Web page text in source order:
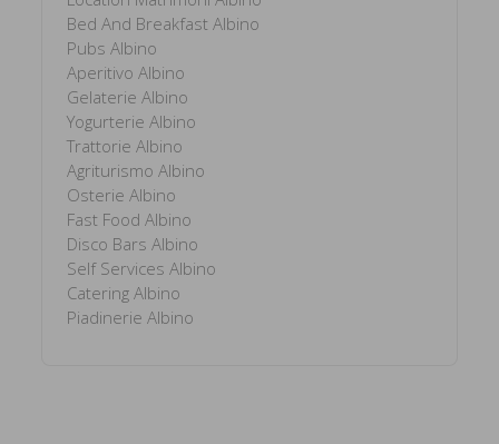
Bed And Breakfast Albino
Pubs Albino
Aperitivo Albino
Gelaterie Albino
Yogurterie Albino
Trattorie Albino
Agriturismo Albino
Osterie Albino
Fast Food Albino
Disco Bars Albino
Self Services Albino
Catering Albino
Piadinerie Albino